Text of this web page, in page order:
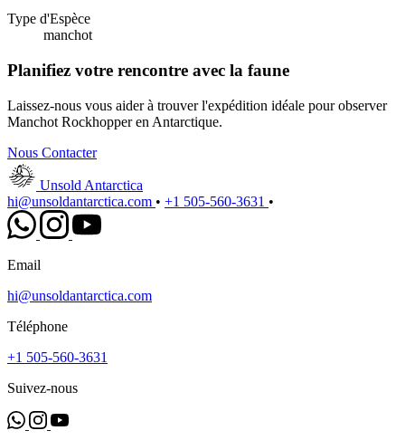
Type d'Espèce
manchot
Planifiez votre rencontre avec la faune
Laissez-nous vous aider à trouver l'expédition idéale pour observer
Manchot Rockhopper en Antarctique.
Nous Contacter
Unsold Antarctica
hi@unsoldantarctica.com • +1 505-560-3631 •
Email
hi@unsoldantarctica.com
Téléphone
+1 505-560-3631
Suivez-nous